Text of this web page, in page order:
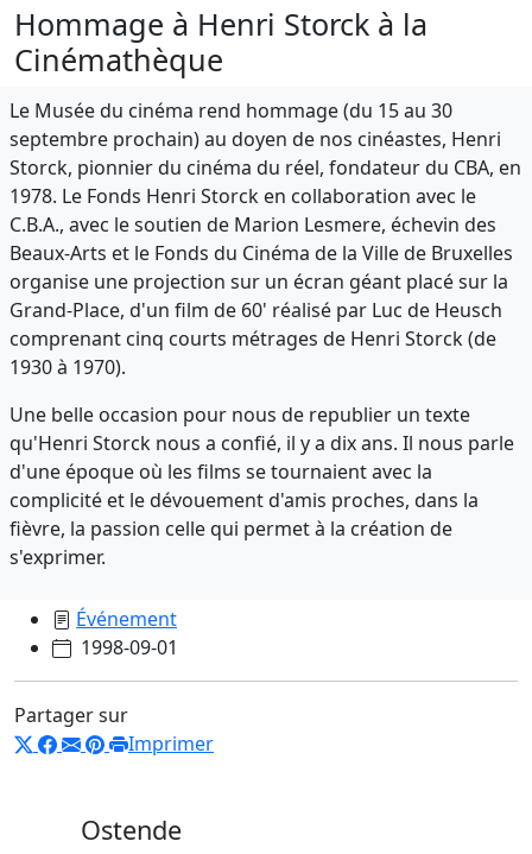
Hommage à Henri Storck à la
Cinémathèque
Le Musée du cinéma rend hommage (du 15 au 30
septembre prochain) au doyen de nos cinéastes, Henri
Storck, pionnier du cinéma du réel, fondateur du CBA, en
1978. Le Fonds Henri Storck en collaboration avec le
C.B.A., avec le soutien de Marion Lesmere, échevin des
Beaux-Arts et le Fonds du Cinéma de la Ville de Bruxelles
organise une projection sur un écran géant placé sur la
Grand-Place, d'un film de 60' réalisé par Luc de Heusch
comprenant cinq courts métrages de Henri Storck (de
1930 à 1970).
Une belle occasion pour nous de republier un texte
qu'Henri Storck nous a confié, il y a dix ans. Il nous parle
d'une époque où les films se tournaient avec la
complicité et le dévouement d'amis proches, dans la
fièvre, la passion celle qui permet à la création de
s'exprimer.
Événement
1998-09-01
Partager sur
Imprimer
Ostende